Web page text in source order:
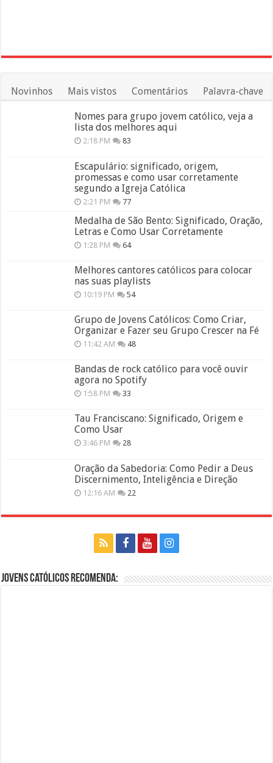
Novinhos Mais vistos Comentários Palavra-chave
Nomes para grupo jovem católico, veja a
lista dos melhores aqui
2:18 PM 83
Escapulário: significado, origem,
promessas e como usar corretamente
segundo a Igreja Católica
2:21 PM 77
Medalha de São Bento: Significado, Oração,
Letras e Como Usar Corretamente
1:28 PM 64
Melhores cantores católicos para colocar
nas suas playlists
10:19 PM 54
Grupo de Jovens Católicos: Como Criar,
Organizar e Fazer seu Grupo Crescer na Fé
11:42 AM 48
Bandas de rock católico para você ouvir
agora no Spotify
1:58 PM 33
Tau Franciscano: Significado, Origem e
Como Usar
3:46 PM 28
Oração da Sabedoria: Como Pedir a Deus
Discernimento, Inteligência e Direção
12:16 AM 22
Jovens Católicos Recomenda: